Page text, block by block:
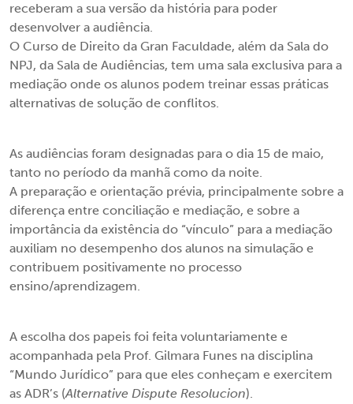
receberam a sua versão da história para poder
desenvolver a audiência.
O Curso de Direito da Gran Faculdade, além da Sala do
NPJ, da Sala de Audiências, tem uma sala exclusiva para a
mediação onde os alunos podem treinar essas práticas
alternativas de solução de conflitos.
As audiências foram designadas para o dia 15 de maio,
tanto no período da manhã como da noite.
A preparação e orientação prévia, principalmente sobre a
diferença entre conciliação e mediação, e sobre a
importância da existência do “vínculo” para a mediação
auxiliam no desempenho dos alunos na simulação e
contribuem positivamente no processo
ensino/aprendizagem.
A escolha dos papeis foi feita voluntariamente e
acompanhada pela Prof. Gilmara Funes na disciplina
“Mundo Jurídico” para que eles conheçam e exercitem
as ADR’s (Alternative Dispute Resolucion).